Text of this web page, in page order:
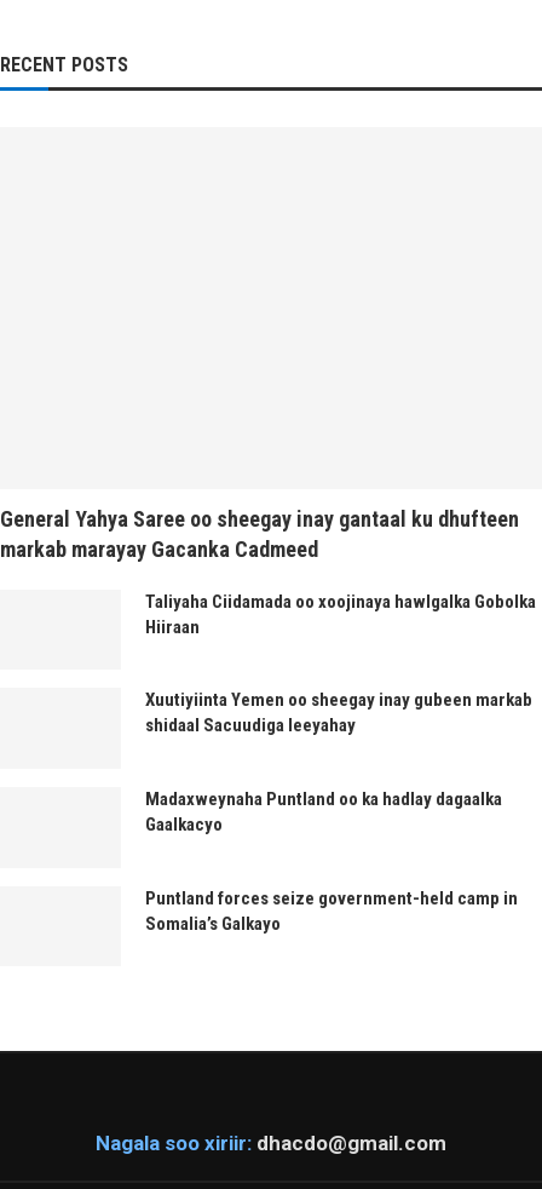
RECENT POSTS
General Yahya Saree oo sheegay inay gantaal ku dhufteen
markab marayay Gacanka Cadmeed
Taliyaha Ciidamada oo xoojinaya hawlgalka Gobolka
Hiiraan
Xuutiyiinta Yemen oo sheegay inay gubeen markab
shidaal Sacuudiga leeyahay
Madaxweynaha Puntland oo ka hadlay dagaalka
Gaalkacyo
Puntland forces seize government-held camp in
Somalia’s Galkayo
Nagala soo xiriir: dhacdo@gmail.com